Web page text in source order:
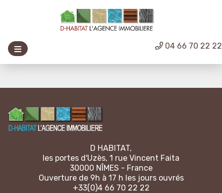
04 66 70 22 22
D HABITAT,
les portes d'Uzès, 1 rue Vincent Faita
30000 NÎMES - France
Ouverture de 9h à 17 h les jours ouvrés
+33(0)4 66 70 22 22